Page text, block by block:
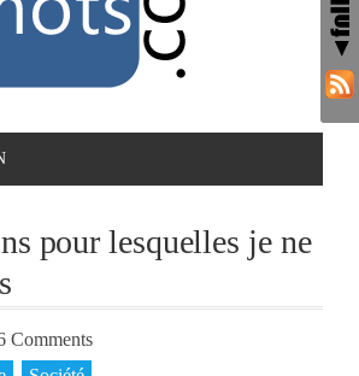
pour lesquelles je ne
Comments